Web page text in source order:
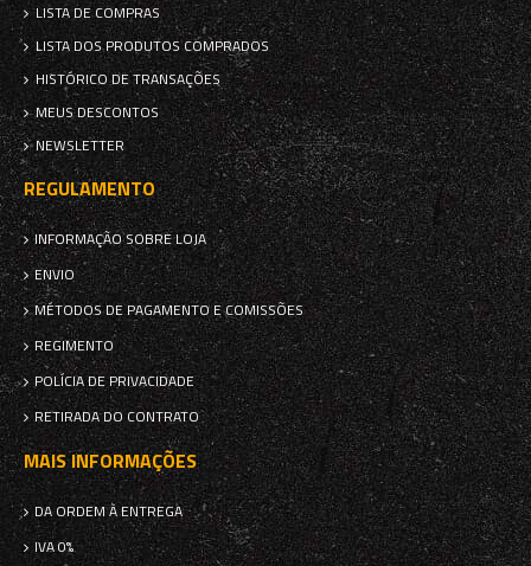
LISTA DE COMPRAS
LISTA DOS PRODUTOS COMPRADOS
HISTÓRICO DE TRANSAÇÕES
MEUS DESCONTOS
NEWSLETTER
REGULAMENTO
INFORMAÇÃO SOBRE LOJA
ENVIO
MÉTODOS DE PAGAMENTO E COMISSÕES
REGIMENTO
POLÍCIA DE PRIVACIDADE
RETIRADA DO CONTRATO
MAIS INFORMAÇÕES
DA ORDEM À ENTREGA
IVA 0%